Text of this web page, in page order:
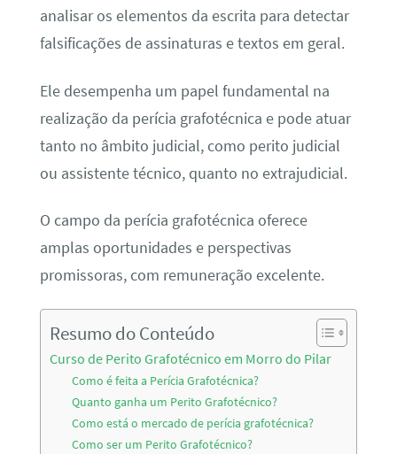
analisar os elementos da escrita para detectar
falsificações de assinaturas e textos em geral.
Ele desempenha um papel fundamental na
realização da perícia grafotécnica e pode atuar
tanto no âmbito judicial, como perito judicial
ou assistente técnico, quanto no extrajudicial.
O campo da perícia grafotécnica oferece
amplas oportunidades e perspectivas
promissoras, com remuneração excelente.
Resumo do Conteúdo
Curso de Perito Grafotécnico em Morro do Pilar
Como é feita a Perícia Grafotécnica?
Quanto ganha um Perito Grafotécnico?
Como está o mercado de perícia grafotécnica?
Como ser um Perito Grafotécnico?